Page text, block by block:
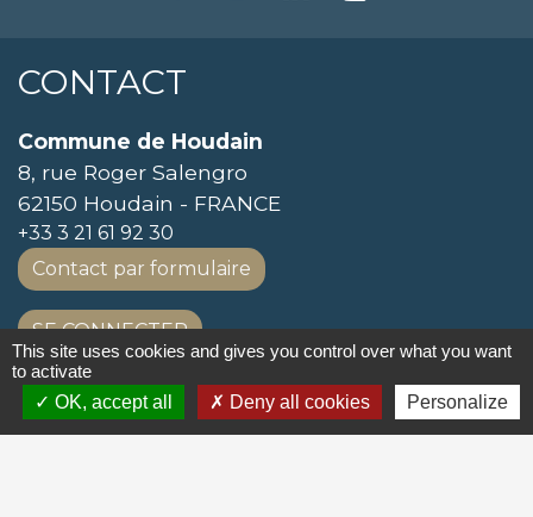
CONTACT
Commune de Houdain
8, rue Roger Salengro
62150 Houdain - FRANCE
+33 3 21 61 92 30
Contact par formulaire
SE CONNECTER
LIENS UTILES
This site uses cookies and gives you control over what you want
to activate
OK, accept all
Deny all cookies Personalize